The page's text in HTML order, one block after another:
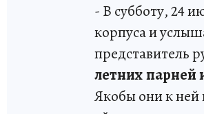
- В субботу, 24
корпуса и
представитель
летних парней
Якобы они к ней